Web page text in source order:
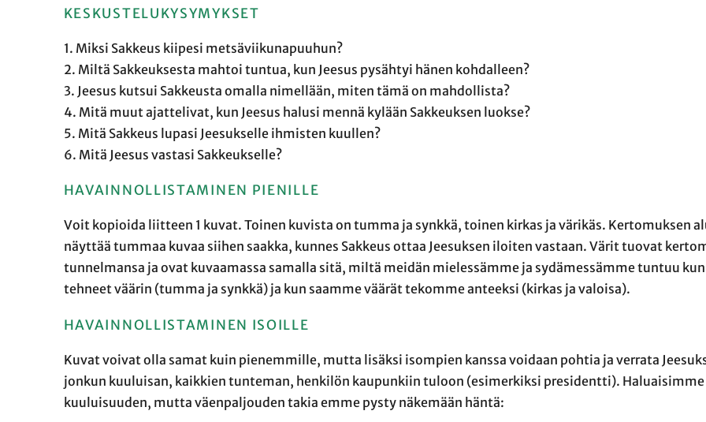
KESKUSTELUKYSYMYKSET
1. Miksi Sakkeus kiipesi metsäviikunapuuhun?
2. Miltä Sakkeuksesta mahtoi tuntua, kun Jeesus pysähtyi hänen kohdalleen?
3. Jeesus kutsui Sakkeusta omalla nimellään, miten tämä on mahdollista?
4. Mitä muut ajattelivat, kun Jeesus halusi mennä kylään Sakkeuksen luokse?
5. Mitä Sakkeus lupasi Jeesukselle ihmisten kuullen?
6. Mitä Jeesus vastasi Sakkeukselle?
HAVAINNOLLISTAMINEN PIENILLE
Voit kopioida liitteen 1 kuvat. Toinen kuvista on tumma ja synkkä, toinen kirkas ja värikäs. Kertomuksen
näyttää tummaa kuvaa siihen saakka, kunnes Sakkeus ottaa Jeesuksen iloiten vastaan. Värit tuovat
tunnelmansa ja ovat kuvaamassa samalla sitä, miltä meidän mielessämme ja sydämessämme tuntuu
tehneet väärin (tumma ja synkkä) ja kun saamme väärät tekomme anteeksi (kirkas ja valoisa).
HAVAINNOLLISTAMINEN ISOILLE
Kuvat voivat olla samat kuin pienemmille, mutta lisäksi isompien kanssa voidaan pohtia ja verrata
jonkun kuuluisan, kaikkien tunteman, henkilön kaupunkiin tuloon (esimerkiksi presidentti). Haluaisimme
kuuluisuuden, mutta väenpaljouden takia emme pysty näkemään häntä: